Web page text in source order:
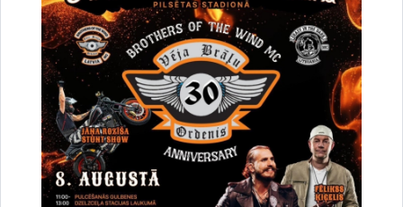
55. Par nekustamā īpašuma Lizuma pagastā ar nosaukumu
“Akācijas”, kadastra numurs 5072 006 0259, ēkas ar kadastra
apzīmējumu 5072 006 0259 004 (Skola) nedzīvojamās telpas
daļas 1 m2 platībā nomas tiesību izsoles rezultātu
apstiprināšanu
Lejupielādēt:
Lēmums
56. Par zemes domājamās daļas nodošanu īpašumā bez
atlīdzības dzīvokļa īpašumam Skolas iela 1A - 23